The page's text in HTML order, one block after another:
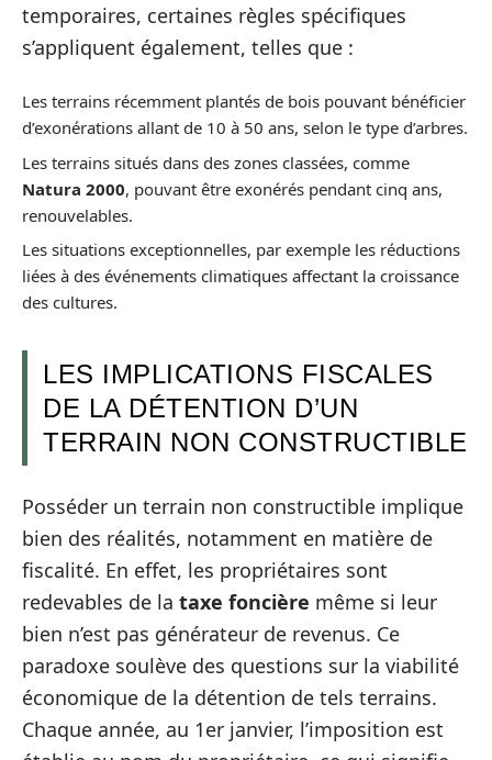
temporaires, certaines règles spécifiques
s’appliquent également, telles que :
Les terrains récemment plantés de bois pouvant bénéficier
d’exonérations allant de 10 à 50 ans, selon le type d’arbres.
Les terrains situés dans des zones classées, comme
Natura 2000, pouvant être exonérés pendant cinq ans,
renouvelables.
Les situations exceptionnelles, par exemple les réductions
liées à des événements climatiques affectant la croissance
des cultures.
LES IMPLICATIONS FISCALES
DE LA DÉTENTION D’UN
TERRAIN NON CONSTRUCTIBLE
Posséder un terrain non constructible implique
bien des réalités, notamment en matière de
fiscalité. En effet, les propriétaires sont
redevables de la taxe foncière même si leur
bien n’est pas générateur de revenus. Ce
paradoxe soulève des questions sur la viabilité
économique de la détention de tels terrains.
Chaque année, au 1er janvier, l’imposition est